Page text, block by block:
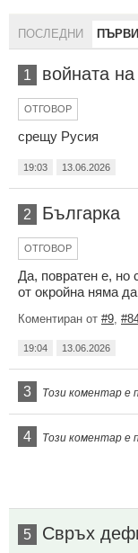
ПОСЛЕДНИ ПЪРВИ
1 войната
ОТГОВОР
срещу Русия
19:03 13.06.2026
2 Българка
ОТГОВОР
Да, повратен е, но
от окройна няма
Коментиран от #9
19:04 13.06.2026
3 Този коментар е
4 Този коментар е
5 Свръх